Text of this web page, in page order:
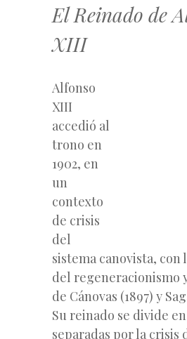
El Reinado de
XIII
Alfonso
XIII
accedió al
trono en
1902, en
un
contexto
de crisis
del
sistema canovista,
del regeneracionismo
de Cánovas (1897) y
Su reinado se divide
separadas por la crisis